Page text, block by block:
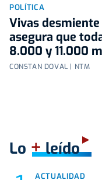
POLÍTICA
Vivas
asegura que
8.000 y 11.000
CONSTAN DOVAL | NTM
Lo +leído
ACTUALIDAD